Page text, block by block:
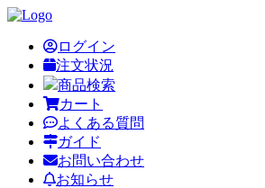
ログイン
注文状況
商品検索
カート
よくある質問
ガイド
お問い合わせ
お知らせ